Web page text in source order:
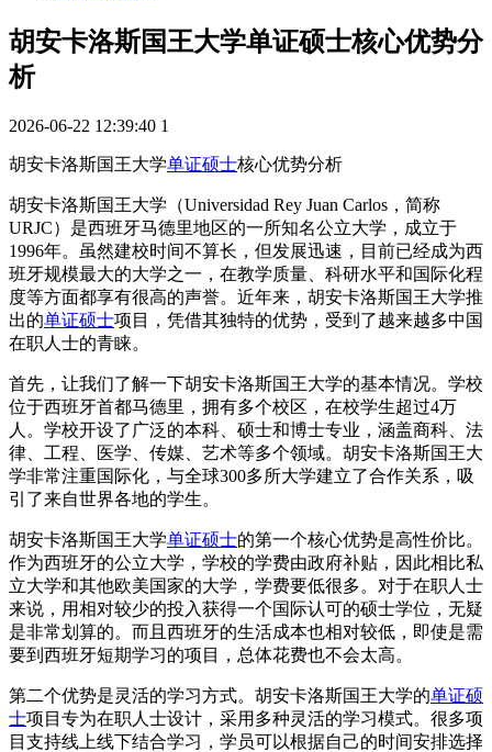
胡安卡洛斯国王大学单证硕士核心优势分
析
2026-06-22 12:39:40 1
胡安卡洛斯国王大学单证硕士核心优势分析
胡安卡洛斯国王大学（Universidad Rey Juan Carlos，简称
URJC）是西班牙马德里地区的一所知名公立大学，成立于
1996年。虽然建校时间不算长，但发展迅速，目前已经成为西
班牙规模最大的大学之一，在教学质量、科研水平和国际化程
度等方面都享有很高的声誉。近年来，胡安卡洛斯国王大学推
出的单证硕士项目，凭借其独特的优势，受到了越来越多中国
在职人士的青睐。
首先，让我们了解一下胡安卡洛斯国王大学的基本情况。学校
位于西班牙首都马德里，拥有多个校区，在校学生超过4万
人。学校开设了广泛的本科、硕士和博士专业，涵盖商科、法
律、工程、医学、传媒、艺术等多个领域。胡安卡洛斯国王大
学非常注重国际化，与全球300多所大学建立了合作关系，吸
引了来自世界各地的学生。
胡安卡洛斯国王大学单证硕士的第一个核心优势是高性价比。
作为西班牙的公立大学，学校的学费由政府补贴，因此相比私
立大学和其他欧美国家的大学，学费要低很多。对于在职人士
来说，用相对较少的投入获得一个国际认可的硕士学位，无疑
是非常划算的。而且西班牙的生活成本也相对较低，即使是需
要到西班牙短期学习的项目，总体花费也不会太高。
第二个优势是灵活的学习方式。胡安卡洛斯国王大学的单证硕
士项目专为在职人士设计，采用多种灵活的学习模式。很多项
目支持线上线下结合学习，学员可以根据自己的时间安排选择